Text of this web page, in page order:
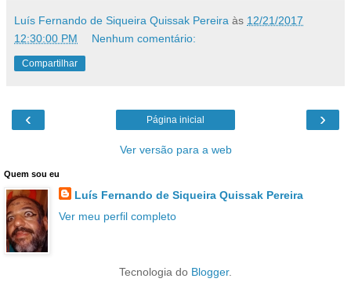
Luís Fernando de Siqueira Quissak Pereira às 12/21/2017
12:30:00 PM
Nenhum comentário:
Compartilhar
‹ ›
Página inicial
Ver versão para a web
Quem sou eu
Luís Fernando de Siqueira Quissak Pereira
Ver meu perfil completo
Tecnologia do Blogger.